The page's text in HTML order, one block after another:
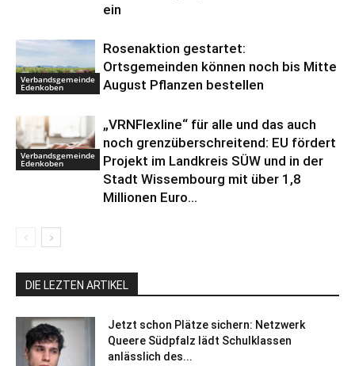
ein
Verbandsgemeinde
Edenkoben
Rosenaktion gestartet:
Ortsgemeinden können noch bis Mitte
August Pflanzen bestellen
Verbandsgemeinde
Edenkoben
„VRNFlexline“ für alle und das auch
noch grenzüberschreitend: EU fördert
Projekt im Landkreis SÜW und in der
Stadt Wissembourg mit über 1,8
Millionen Euro...
DIE LEZTEN ARTIKEL
Jetzt schon Plätze sichern: Netzwerk
Queere Südpfalz lädt Schulklassen
anlässlich des...